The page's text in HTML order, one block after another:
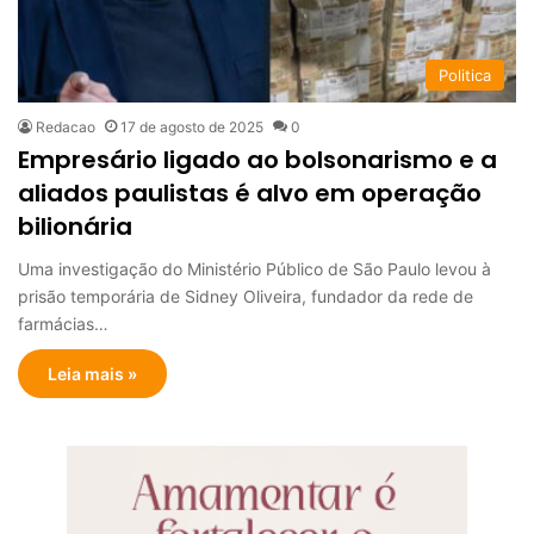
Politica
Redacao 17 de agosto de 2025 0
Empresário ligado ao bolsonarismo e a
aliados paulistas é alvo em operação
bilionária
Uma investigação do Ministério Público de São Paulo levou à
prisão temporária de Sidney Oliveira, fundador da rede de
farmácias…
Leia mais »